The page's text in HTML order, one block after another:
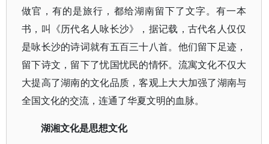
做官，有的是旅行，都给湖南留下了文字。有一本
书，叫《历代名人咏长沙》，据记载，古代名人仅仅
是咏长沙的诗词就有五百三十八首。他们留下足迹，
留下诗文，留下了忧国忧民的情怀。流寓文化不仅大
大提高了湖南的文化品质，客观上大大加强了湖南与
全国文化的交流，连通了华夏文明的血脉。
湖湘文化是思想文化